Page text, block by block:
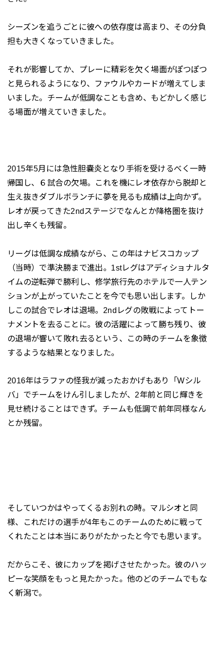
シーズンを追うごとに彼への依存度は高まり、その分負
担も大きくなっていきました。
それが影響してか、プレーに精彩を欠く場面がぽつぽつ
と見られるようになり、ファウルやカードが増えてしま
いました。チームが低調なことも含め、もどかしく感じ
る場面が増えていきました。
2015年5月には急性胆嚢炎となり手術を受けるべく一時
帰国し、６試合の欠場。これを機にレオ依存から脱却と
生え抜きダブルボランチに夢を見るも成績は上向かず。
レオが戻ってきた2ndステージでなんとか降格圏を抜け
出し辛くも残留。
リーグは低調な成績ながら、この年はナビスコカップ
（当時）で準決勝まで進出。1stレグはアディショナルタ
イムの逆転弾で勝利し、修学旅行先のホテルで一人テン
ションが上がっていたことを今でも思い出します。しか
しこの試合でレオは退場。2ndレグの敗戦によってトー
ナメントを去ることに。彼の活躍によって勝ち残り、彼
の退場が響いて敗れ去るという、この時のチームを象徴
するような結果となりました。
2016年はラファの怪我が減ったおかげもあり「Wシル
バ」でチームをけん引しましたが、2年前と同じ輝きを
見せ続けることはできず。チームも低調で前年同様なん
とか残留。
そしていつかはやってくるお別れの時。マルシオと同
様、これだけの選手が4年もこのチームのために戦って
くれたことは本当にありがたかったと今でも思います。
だからこそ、彼にカップを掲げさせたかった。彼のハッ
ピーな笑顔をもっと見たかった。他のどのチームでもな
く新潟で。